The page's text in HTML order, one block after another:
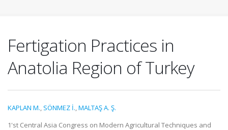
Fertigation Practices in
Anatolia Region of Turkey
KAPLAN M., SÖNMEZ İ.,MALTAŞ A. Ş.
1'st Central Asia Congress on Modern Agricultural Techniques and